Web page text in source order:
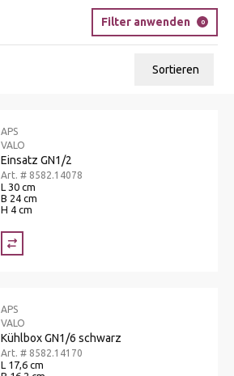
Filter anwenden 0
Sortieren
APS
VALO
Einsatz GN1/2
Art. # 8582.14078
L 30 cm
B 24 cm
H 4 cm
APS
VALO
Kühlbox GN1/6 schwarz
Art. # 8582.14170
L 17,6 cm